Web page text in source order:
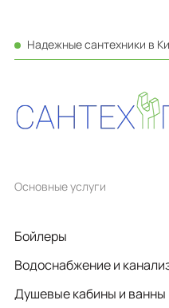
Надежные сантехники в
Основные услуги
Бойлеры
Водоснабжение и
Душевые кабины и ванны